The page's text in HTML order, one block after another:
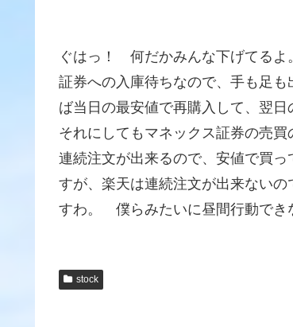
ぐはっ！ 何だかみんな下げてる
証券への入庫待ちなので、手も足
ば当日の最安値で再購入して、翌
それにしてもマネックス証券の売
連続注文が出来るので、安値で買
すが、楽天は連続注文が出来ない
すわ。 僕らみたいに昼間行動でき
stock